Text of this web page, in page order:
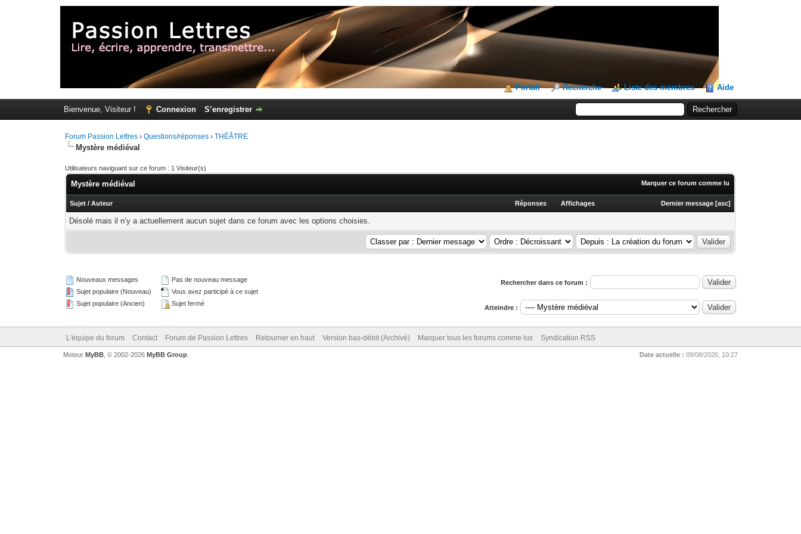
Portail Recherche Liste des membres Aide
Bienvenue, Visiteur ! Connexion S’enregistrer
Forum Passion Lettres ›Questions/réponses ›THÉÂTRE
Mystère médiéval
Utilisateurs naviguant sur ce forum : 1 Visiteur(s)
Marquer ce forum comme lu
Mystère médiéval
Sujet /Auteur Réponses Affichages Dernier message [asc]
Désolé mais il n’y a actuellement aucun sujet dans ce forum avec les options choisies.
Nouveaux messages
Sujet populaire (Nouveau)
Sujet populaire (Ancien)
Pas de nouveau message
Vous avez participé à ce sujet
Sujet fermé
Rechercher dans ce forum :
Atteindre :
L’équipe du forum Contact Forum de Passion Lettres Retourner en haut Version bas-débit (Archivé) Marquer tous les forums comme lus Syndication RSS
Date actuelle : 09/08/2026, 10:27
Moteur MyBB, © 2002-2026 MyBB Group.